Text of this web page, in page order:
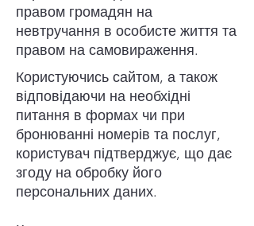
правом громадян на
невтручання в особисте життя та
правом на самовираження.
Користуючись сайтом, а також
відповідаючи на необхідні
питання в формах чи при
бронюванні номерів та послуг,
користувач підтверджує, що дає
згоду на обробку його
персональних даних.